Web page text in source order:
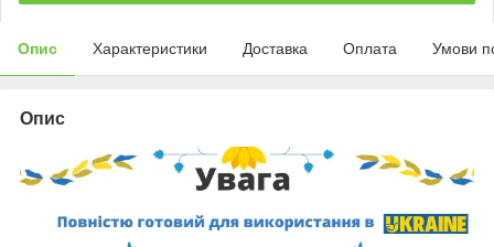
Опис Характеристики Доставка Оплата Умови
Опис